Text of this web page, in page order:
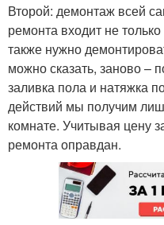
Второй: демонтаж всей
ремонта входит не
также нужно
можно сказать, заново –
заливка пола и натяжка
действий мы получим
комнате. Учитывая цену
ремонта оправдан.